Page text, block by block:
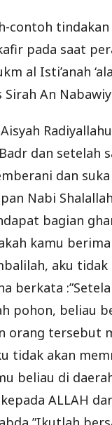
contoh tindakan
pada saat
al Isti’anah
Sirah An
dan setelah
dan
Nabi
bagian
kamu
aku
berkata
pohon, beliau
orang tersebut
tidak akan
beliau di
ALLAH